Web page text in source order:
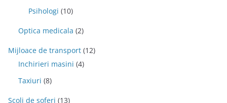
Psihologi (10)
Optica medicala (2)
Mijloace de transport (12)
Inchirieri masini (4)
Taxiuri (8)
Scoli de soferi (13)